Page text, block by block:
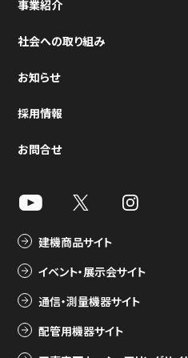
事業紹介
社会への取り組み
お知らせ
採用情報
お問合せ
建機商品サイト
イベント・展示会サイト
通信・測量機器サイト
配管用機器サイト